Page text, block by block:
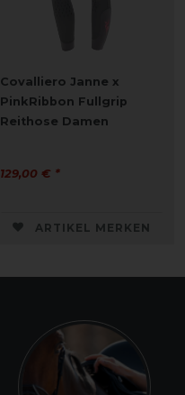
Covalliero Janne x
PinkRibbon Fullgrip
Reithose Damen
129,00 € *
ARTIKEL MERKEN